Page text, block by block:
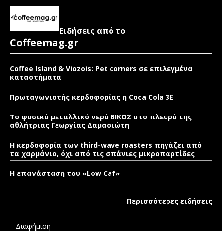
Ειδήσεις από το
Coffeemag.gr
Coffee Island & Viozois: Pet corners σε επιλεγμένα
καταστήματα
Πρωταγωνιστής κερδοφορίας η Coca Cola 3E
Το φυσικό μεταλλικό νερό ΒΙΚΟΣ στο πλευρό της
αθλήτριας Γεωργίας Δαμασιώτη
Η κερδοφορία των third-wave roasters πηγάζει από
τα χαρμάνια, όχι από τις σπάνιες μικροπαρτίδες
Η επανάσταση του «Low Caf»
Περισσότερες ειδήσεις
Διαφήμιση